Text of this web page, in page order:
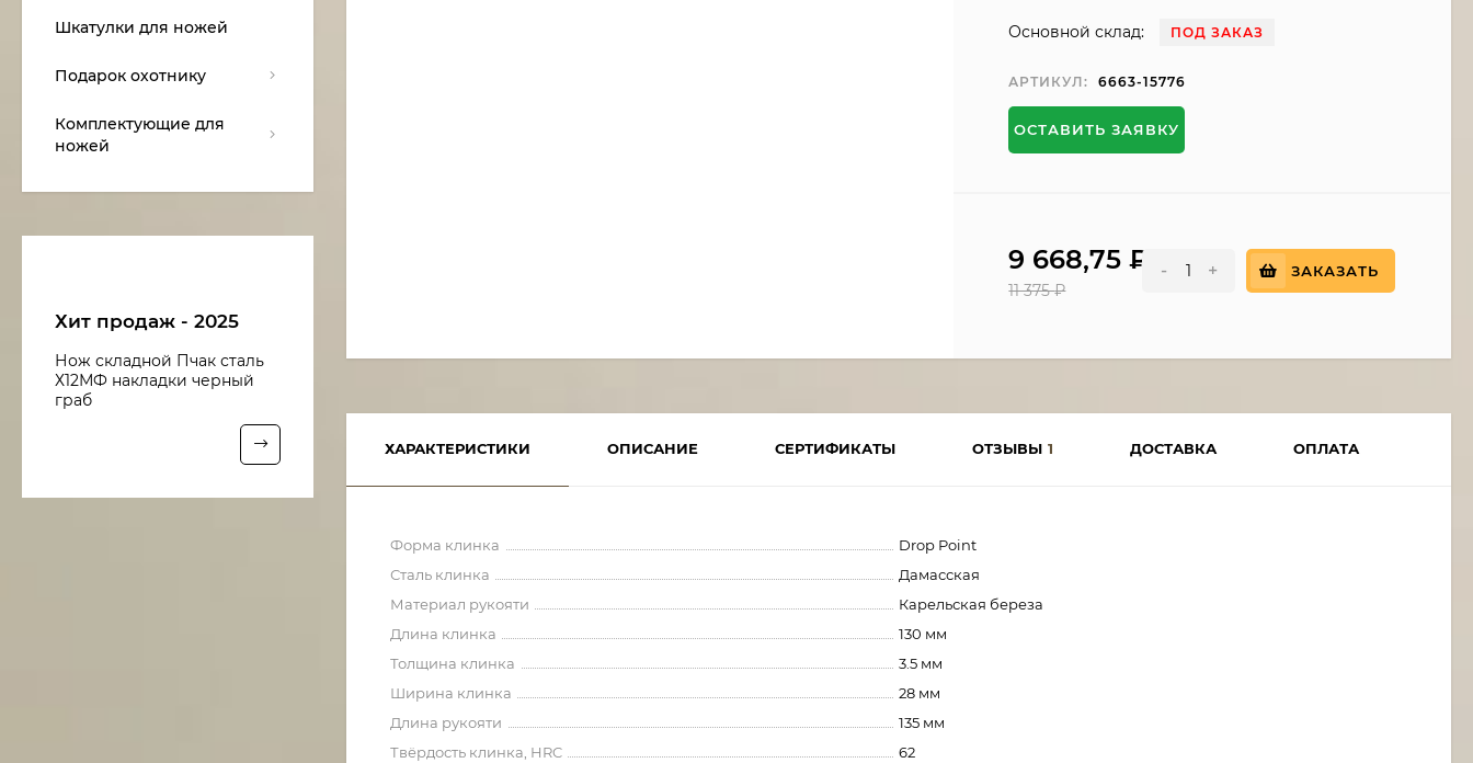
Основной склад: ПОД ЗАКАЗ
АРТИКУЛ: 6663-15776
ОСТАВИТЬ ЗАЯВКУ
9 668,75₽
11 375₽
- + ЗАКАЗАТЬ
ХАРАКТЕРИСТИКИ ОПИСАНИЕ СЕРТИФИКАТЫ ОТЗЫВЫ 1 ДОСТАВКА ОПЛАТА
Форма клинка
Drop Point
Сталь клинка
Дамасская
Материал рукояти
Карельская береза
Длина клинка
130 мм
Толщина клинка
3.5 мм
Ширина клинка
28 мм
Длина рукояти
135 мм
Твёрдость клинка, HRC
62
Шкатулки для ножей
Подарок охотнику
Комплектующие для
ножей
Хит продаж - 2025
Нож складной Пчак сталь
Х12МФ накладки черный
граб